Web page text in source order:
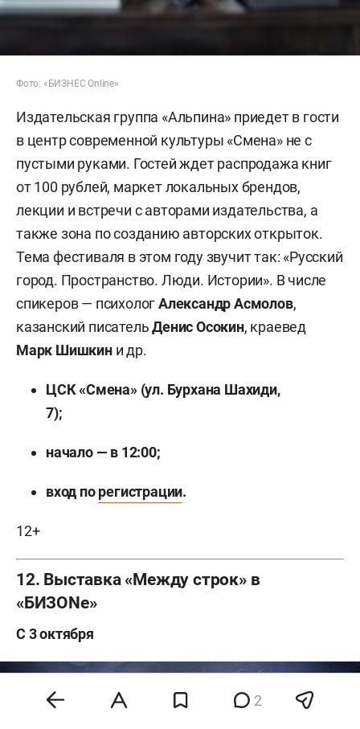
Фото: «БИЗНЕС Online»
Издательская группа «Альпина» приедет в гости
в центр современной культуры «Смена» не с
пустыми руками. Гостей ждет распродажа книг
от 100 рублей, маркет локальных брендов,
лекции и встречи с авторами издательства, а
также зона по созданию авторских открыток.
Тема фестиваля в этом году звучит так: «Русский
город. Пространство. Люди. Истории». В числе
спикеров — психологАлександр Асмолов,
казанский писательДенис Осокин, краевед
Марк Шишкини др.
ЦСК «Смена» (ул. Бурхана Шахиди,
7);
начало — в 12:00;
вход порегистрации.
12+
12. Выставка «Между строк» в
«БИЗОNе»
С 3 октября
2